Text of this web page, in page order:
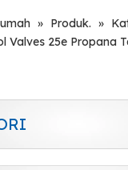
» Produk. »
Valves 25e Propana